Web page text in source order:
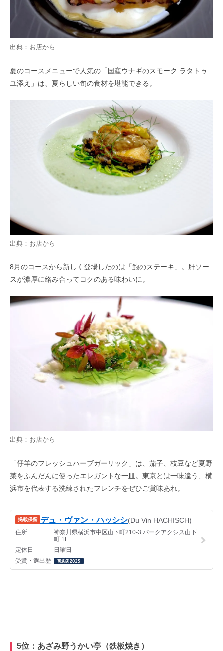
出典：お店から
夏のコースメニューで人気の「国産ウナギのスモーク ラタトゥ
ユ添え」は、夏らしい旬の食材を堪能できる。
出典：お店から
8月のコースから新しく登場したのは「鮑のステーキ」。肝ソー
スが濃厚に絡み合ってコクのある味わいに。
出典：お店から
「仔羊のフレッシュハーブガーリック」は、茄子、枝豆など夏野
菜をふんだんに使ったエレガントな一皿。東京とは一味違う、横
浜市を代表する洗練されたフレンチをぜひご賞味あれ。
5位：あざみ野うかい亭（鉄板焼き）